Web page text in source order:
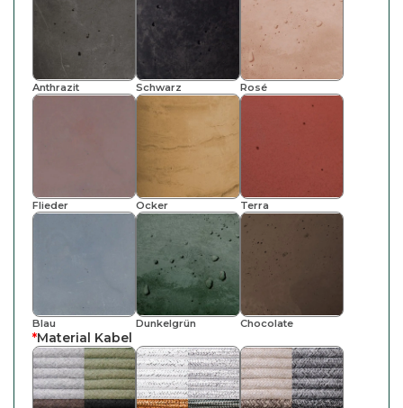
Anthrazit Schwarz Rosé
Flieder Ocker Terra
Blau Dunkelgrün Chocolate
*Material Kabel